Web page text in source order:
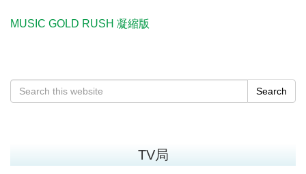
MUSIC GOLD RUSH 凝縮版
Search
TV局